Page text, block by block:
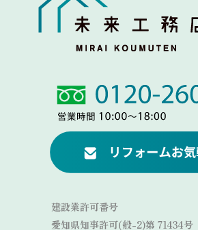
Link
Link
建設業許可番号
愛知県知事許可(般-2)第 71434号